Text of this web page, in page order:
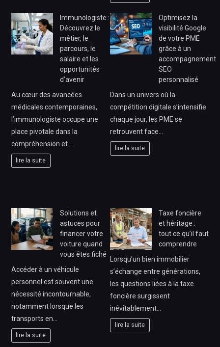
Immunologiste :
Découvrez le
métier, le
parcours, le
salaire et les
opportunités
d’avenir
Au cœur des avancées
médicales contemporaines,
l’immunologiste occupe une
place pivotale dans la
compréhension et…
lire la suite
Optimisez la
visibilité Google
de votre PME
grâce à un
accompagnement
SEO
personnalisé
Dans un univers où la
compétition digitale s’intensifie
chaque jour, les PME se
retrouvent face…
lire la suite
Solutions et
astuces pour
financer votre
voiture quand
vous êtes fiché
Accéder à un véhicule
personnel est souvent une
nécessité incontournable,
notamment lorsque les
transports en…
lire la suite
Taxe foncière
et héritage :
tout ce qu’il faut
comprendre
Lorsqu’un bien immobilier
s’échange entre générations,
les questions liées à la taxe
foncière surgissent
inévitablement…
lire la suite